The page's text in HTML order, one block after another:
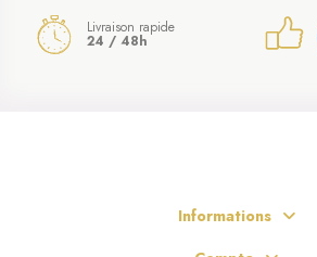
Livraison rapide
24 / 48h
Informations